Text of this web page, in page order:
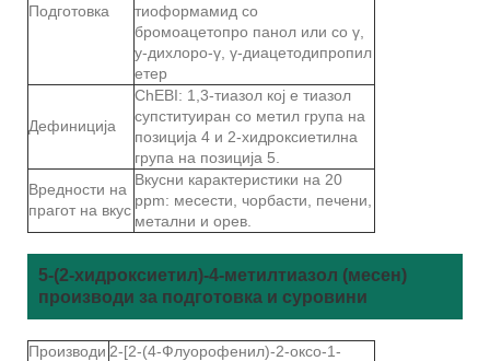
Подготовка
тиоформамид со
бромоацетопро панол или со γ,
y-дихлоро-γ, γ-диацетодипропил
етер
Дефиниција
ChEBI: 1,3-тиазол кој е тиазол
супституиран со метил група на
позиција 4 и 2-хидроксиетилна
група на позиција 5.
Вредности на
прагот на вкус
Вкусни карактеристики на 20
ppm: месести, чорбасти, печени,
метални и орев.
5-(2-хидроксиетил)-4-метилтиазол (месен)
производи за подготовка и суровини
Производи 2-[2-(4-Флуорофенил)-2-оксо-1-